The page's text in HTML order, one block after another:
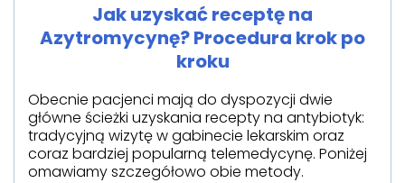
Jak uzyskać receptę na
Azytromycynę? Procedura krok po
kroku
Obecnie pacjenci mają do dyspozycji dwie
główne ścieżki uzyskania recepty na antybiotyk:
tradycyjną wizytę w gabinecie lekarskim oraz
coraz bardziej popularną telemedycynę. Poniżej
omawiamy szczegółowo obie metody.